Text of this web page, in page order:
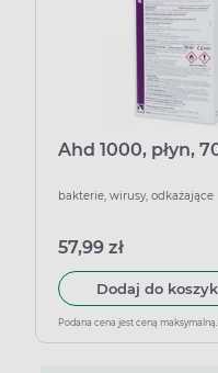
Ahd 1000, płyn,
bakterie, wirusy, odkażające
57,99 zł
Dodaj do
Podana cena jest ceną maksymalną.